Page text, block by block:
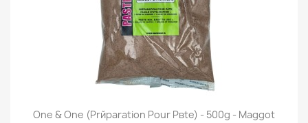
One & One (Prйparation Pour Pвte) - 500g - Maggot